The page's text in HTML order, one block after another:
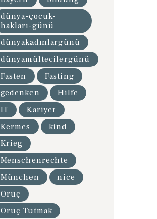
dünya-çocuk-
hakları-günü
dünyakadınlargünü
dünyamültecilergünü
Fasten
Fasting
gedenken
Hilfe
IT
Kariyer
Kermes
kind
Krieg
Menschenrechte
München
nice
Oruç
Oruç Tutmak